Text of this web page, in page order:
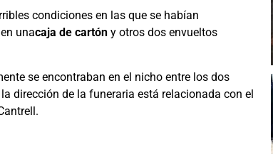
condiciones en las que se habían
unacaja de cartón y otros dos envueltos
se encontraban en el nicho entre los dos
dirección de la funeraria está relacionada con el